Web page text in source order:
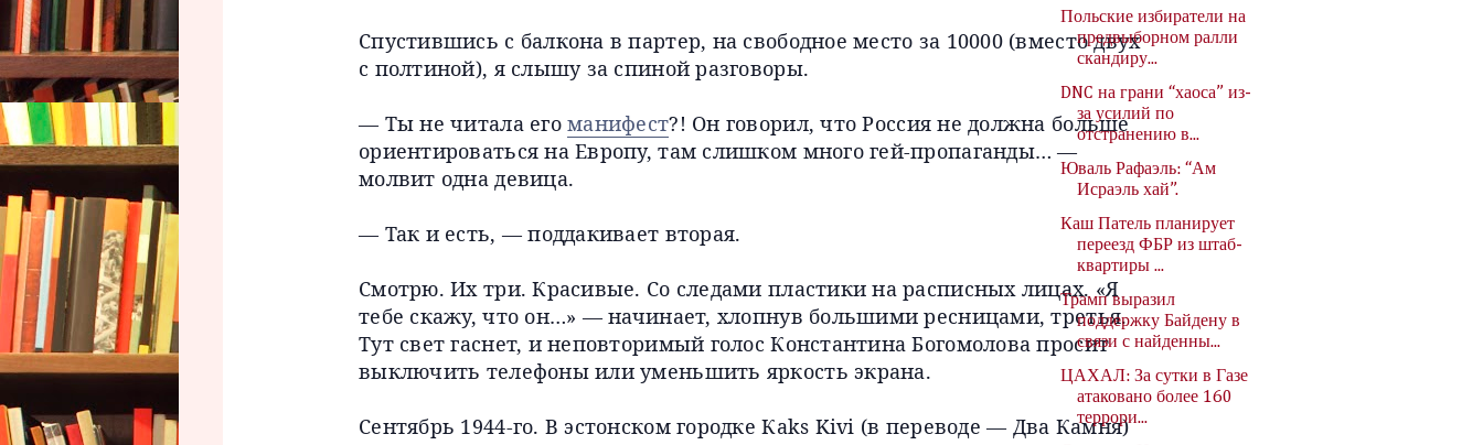
Спустившись с балкона в партер, на свободное место за 10000 (вместо двух
с полтиной), я слышу за спиной разговоры.
— Ты не читала егоманифест?! Он говорил, что Россия не должна больше
ориентироваться на Европу, там слишком много гей-пропаганды… —
молвит одна девица.
— Так и есть, — поддакивает вторая.
Смотрю. Их три. Красивые. Со следами пластики на расписных лицах. «Я
тебе скажу, что он…» — начинает, хлопнув большими ресницами, третья.
Тут свет гаснет, и неповторимый голос Константина Богомолова просит
выключить телефоны или уменьшить яркость экрана.
Сентябрь 1944-го. В эстонском городке Кaks Kivi (в переводе — Два Камня)
Польские избиратели на
предвыборном ралли
скандиру...
DNC на грани “хаоса” из-
за усилий по
отстранению в...
Юваль Рафаэль: “Ам
Исраэль хай”.
Каш Патель планирует
переезд ФБР из штаб-
квартиры ...
Трамп выразил
поддержку Байдену в
связи с найденны...
ЦАХАЛ: За сутки в Газе
атаковано более 160
террори...